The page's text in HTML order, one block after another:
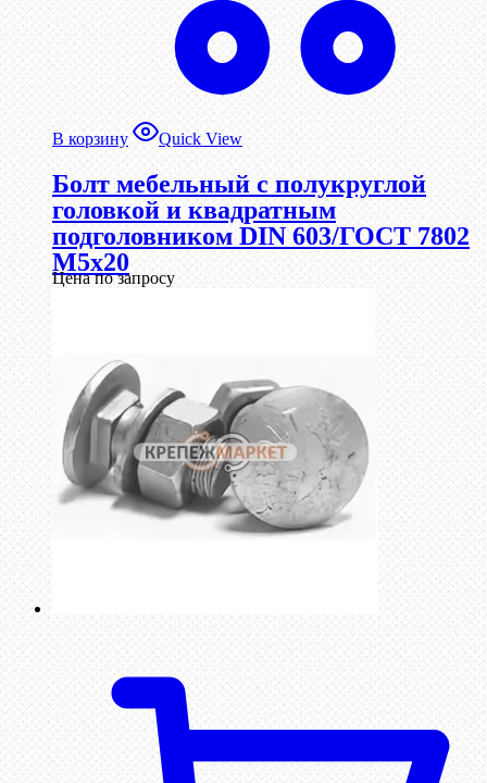
В корзину Quick View
Болт мебельный с полукруглой
головкой и квадратным
подголовником DIN 603/ГОСТ 7802
М5х20
Цена по запросу